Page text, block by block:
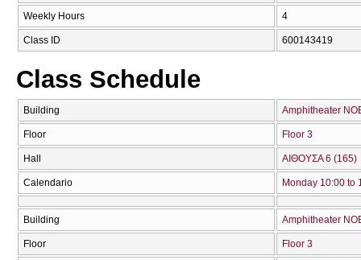
Weekly Hours 4
Class ID 600143419
Class Schedule
Building Amphitheater
Floor Floor 3
Hall ΑΙΘΟΥΣΑ 6 (165)
Calendario Monday 10:00 to
Building Amphitheater
Floor Floor 3